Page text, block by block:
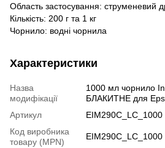
Область застосування: струменевий
Кількість: 200 г та 1 кг
Чорнило: водні чорнила
Характеристики
Назва
модифікації
1000 мл чорнило
БЛАКИТНЕ для
Артикул
EIM290C_LC_1000
Код виробника
товару (MPN)
EIM290C_LC_1000